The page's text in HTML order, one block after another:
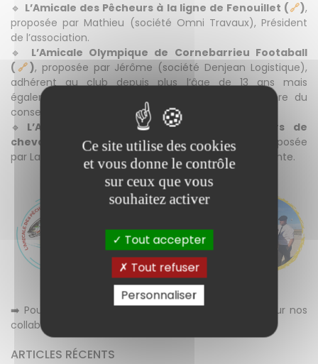
🔹 L’Amicale des Pêcheurs à la ligne de Fenouillet (🔗),
proposée par Mathieu (société Omni Travaux), Président
de l’association.
🔹 L’Amicale Olympique de Cornebarrieu Footaball
( 🔗 ), proposée par Jérôme (société Denjean Logistique),
adhérent au club depuis plus l’âge de 13 ans mais
également arbitre, éducateur bénévole et membre du
conseil d’administration.
🔹 L’Association Départementale des éleveurs de
chevaux de trait de Tarn-et-Garonne (🔗
, proposée
par Laurine (société Denjean Nord Granulats), adhérente.
➡️ Pour en savoir plus sur nos actions en interne pour nos
collaborateurs,
ARTICLES RÉCENTS
Ce site utilise des cookies
et vous donne le contrôle
sur ceux que vous
souhaitez activer
Tout accepter
Tout refuser
Personnaliser